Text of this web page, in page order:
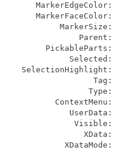
Parent:
Selected:
SelectionHighlight:
Tag:
ContextMenu:
UserData:
Visible: